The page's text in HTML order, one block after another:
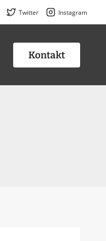
Twitter Instagram
Kontakt